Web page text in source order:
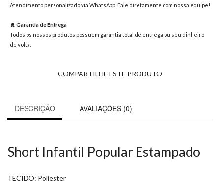
Atendimento personalizado via WhatsApp. Fale diretamente com nossa equipe!
Garantia de Entrega
Todos os nossos produtos possuem garantia total de entrega ou seu dinheiro
de volta.
COMPARTILHE ESTE PRODUTO
DESCRIÇÃO AVALIAÇÕES (0)
Short Infantil Popular Estampado
TECIDO: Poliester